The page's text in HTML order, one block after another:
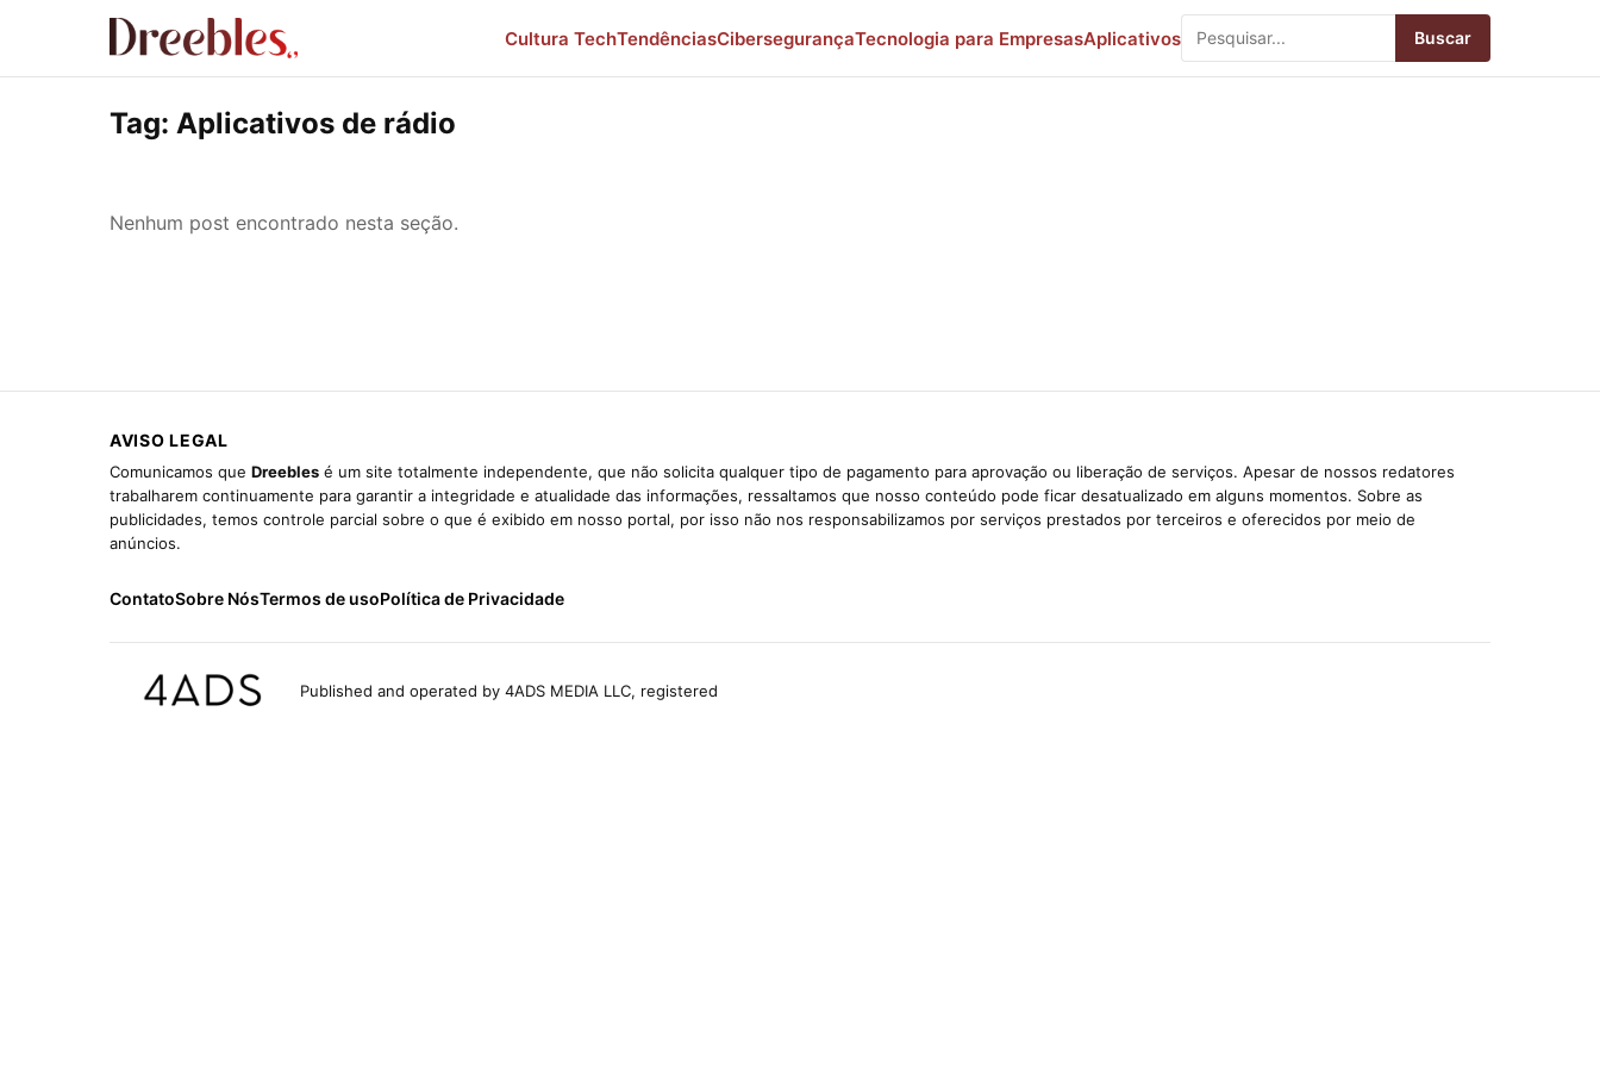
Cultura TechTendênciasCibersegurançaTecnologia para EmpresasAplicativos Buscar
Tag: Aplicativos de rádio
Nenhum post encontrado nesta seção.
AVISO LEGAL
Comunicamos que Dreebles é um site totalmente independente, que não solicita qualquer tipo de pagamento para aprovação ou liberação de serviços. Apesar de nossos redatores
trabalharem continuamente para garantir a integridade e atualidade das informações, ressaltamos que nosso conteúdo pode ficar desatualizado em alguns momentos. Sobre as
publicidades, temos controle parcial sobre o que é exibido em nosso portal, por isso não nos responsabilizamos por serviços prestados por terceiros e oferecidos por meio de
anúncios.
ContatoSobre NósTermos de usoPolítica de Privacidade
Published and operated by 4ADS MEDIA LLC, registered